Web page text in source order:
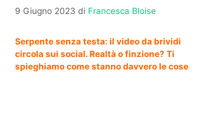
9 Giugno 2023 di Francesca Bloise
Serpente senza testa: il video da brividi
circola sui social. Realtà o finzione? Ti
spieghiamo come stanno davvero le cose